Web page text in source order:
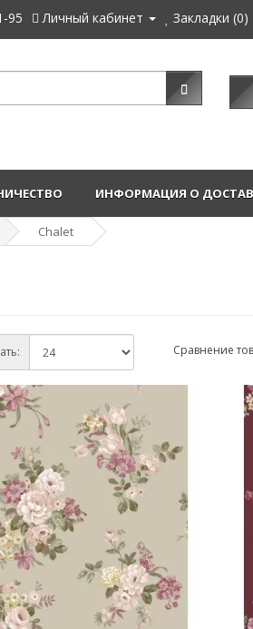
95 Личный кабинет Закладки (0)
ИНФОРМАЦИЯ О
Chalet
Сравнение